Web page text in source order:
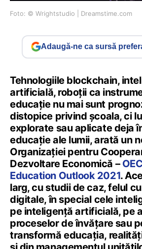
Foto: © Wrightstudio | Dreamstime.com
Adaugă-ne ca sursă
Tehnologiile blockchain,
artificială, roboții ca
educație nu mai sunt
distopice privind școala, ci
explorate sau aplicate deja
educație ale lumii, arată un
Organizației pentru
Dezvoltare Economică –
Education Outlook 2021.
larg, cu studii de caz, felul
digitale, în special cele
pe inteligență artificială, pe
proceselor de învățare sau
transformă educația,